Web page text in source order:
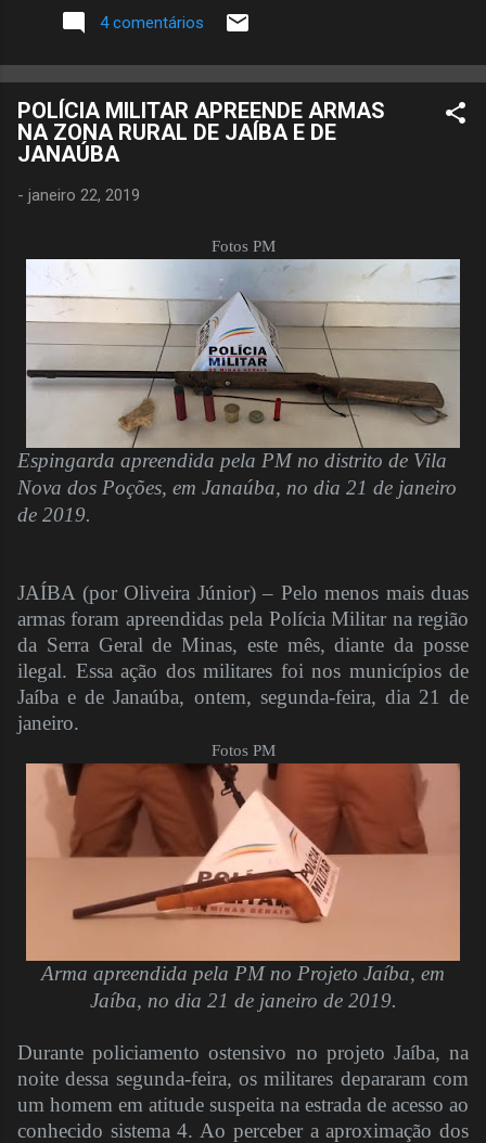
4 comentários
POLÍCIA MILITAR APREENDE ARMAS
NA ZONA RURAL DE JAÍBA E DE
JANAÚBA
- janeiro 22, 2019
Fotos PM
Espingarda apreendida pela PM no distrito de Vila
Nova dos Poções, em Janaúba, no dia 21 de janeiro
de 2019.
JAÍBA (por Oliveira Júnior) – Pelo menos mais duas
armas foram apreendidas pela Polícia Militar na região
da Serra Geral de Minas, este mês, diante da posse
ilegal. Essa ação dos militares foi nos municípios de
Jaíba e de Janaúba, ontem, segunda-feira, dia 21 de
janeiro.
Fotos PM
Arma apreendida pela PM no Projeto Jaíba, em
Jaíba, no dia 21 de janeiro de 2019.
Durante policiamento ostensivo no projeto Jaíba, na
noite dessa segunda-feira, os militares depararam com
um homem em atitude suspeita na estrada de acesso ao
conhecido sistema 4. Ao perceber a aproximação dos